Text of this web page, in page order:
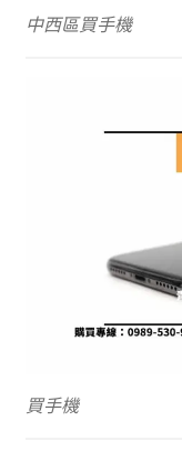
中西區買手機
買手機